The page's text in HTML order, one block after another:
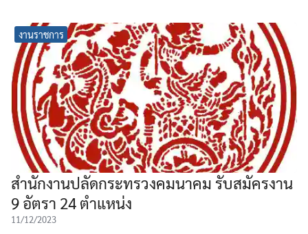
งานราชการ
สำนักงานปลัดกระทรวงคมนาคม รับสมัครงาน
9 อัตรา 24 ตำแหน่ง
11/12/2023